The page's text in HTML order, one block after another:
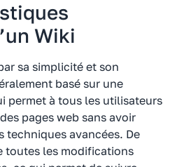
Wiki
sa simplicité et son
basé sur une
permet à tous les utilisateurs
pages web sans avoir
techniques avancées. De
toutes les modifications